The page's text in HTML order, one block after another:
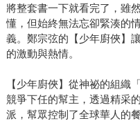
將整套書一下就看完了，雖
懂，但始終無法忘卻緊湊的
義。鄭宗弦的【少年廚俠】
的激動與熱情。
【少年廚俠】從神祕的組織
競爭下任的幫主，透過精采
派，幫眾控制了全球華人的